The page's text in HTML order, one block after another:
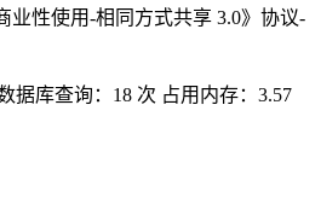
业性使用-相同方式共享 3.0》协议-
据库查询：18 次 占用内存：3.57